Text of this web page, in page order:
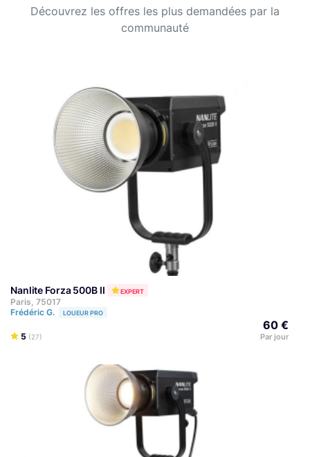
Découvrez les offres les plus demandées par la
communauté
Nanlite Forza 500B II EXPERT
Paris, 75017
Frédéric G.
LOUEUR PRO
5 (27)
60 €
Par jour